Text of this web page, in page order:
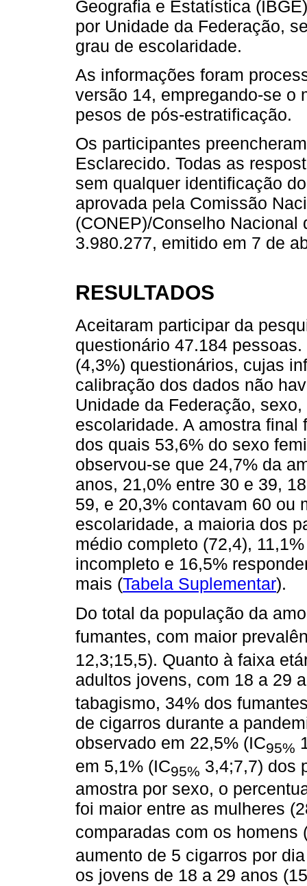
Geografia e Estatística
por Unidade da Federação,
grau de escolaridade.
As informações foram
versão 14, empregando-se o
pesos de pós-estratificação.
Os participantes
Esclarecido. Todas as
sem qualquer identificação
aprovada pela Comissão
(CONEP)/Conselho Nacional
3.980.277, emitido em 7 de
RESULTADOS
Aceitaram participar da
questionário 47.184
(4,3%) questionários, cujas
calibração dos dados não
Unidade da Federação,
escolaridade. A amostra
dos quais 53,6% do sexo
observou-se que 24,7% da
anos, 21,0% entre 30 e 39,
59, e 20,3% contavam 60 ou
escolaridade, a maioria dos
médio completo (72,4),
incompleto e 16,5%
mais (Tabela Suplementar).
Do total da população da
fumantes, com maior
12,3;15,5). Quanto à faixa
adultos jovens, com 18 a 29
tabagismo, 34% dos
de cigarros durante a
observado em 22,5% (IC95%
em 5,1% (IC95% 3,4;7,7) dos
amostra por sexo, o
foi maior entre as mulheres
comparadas com os homens
aumento de 5 cigarros por
os jovens de 18 a 29 anos